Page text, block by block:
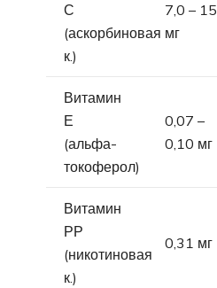
С
(аскорбиновая
к.)
7,0 –
мг
Витамин
Е
(альфа-
токоферол)
0,07 –
0,10 мг
Витамин
РР
(никотиновая
к.)
0,31 мг